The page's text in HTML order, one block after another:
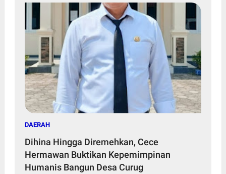
DAERAH
Dihina Hingga Diremehkan, Cece
Hermawan Buktikan Kepemimpinan
Humanis Bangun Desa Curug